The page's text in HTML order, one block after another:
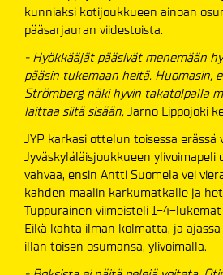
kunniaksi kotijoukkueen ainoan
pääsarjauran viidestoista.
- Hyökkääjät pääsivät menemään
pääsin tukemaan heitä. Huomasin,
Strömberg näki hyvin takatolpalla
laittaa siitä sisään, Jarno Lippojoki
JYP karkasi ottelun toisessa erässä
Jyväskyläläisjoukkueen ylivoimapeli
vahvaa, ensin Antti Suomela vei
kahden maalin karkumatkalle ja
Tuppurainen viimeisteli 1-4-
Eikä kahta ilman kolmatta, ja ajassa
illan toisen osumansa, ylivoimalla.